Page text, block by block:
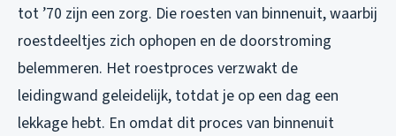
tot ’70 zijn een zorg. Die roesten van binnenuit, waarbij
roestdeeltjes zich ophopen en de doorstroming
belemmeren. Het roestproces verzwakt de
leidingwand geleidelijk, totdat je op een dag een
lekkage hebt. En omdat dit proces van binnenuit